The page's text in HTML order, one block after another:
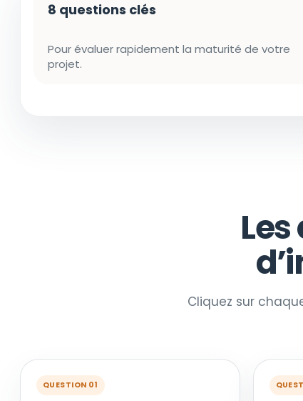
8 questions clés
Pour évaluer rapidement la maturité de votre
projet.
Cliquez sur
QUESTION 01